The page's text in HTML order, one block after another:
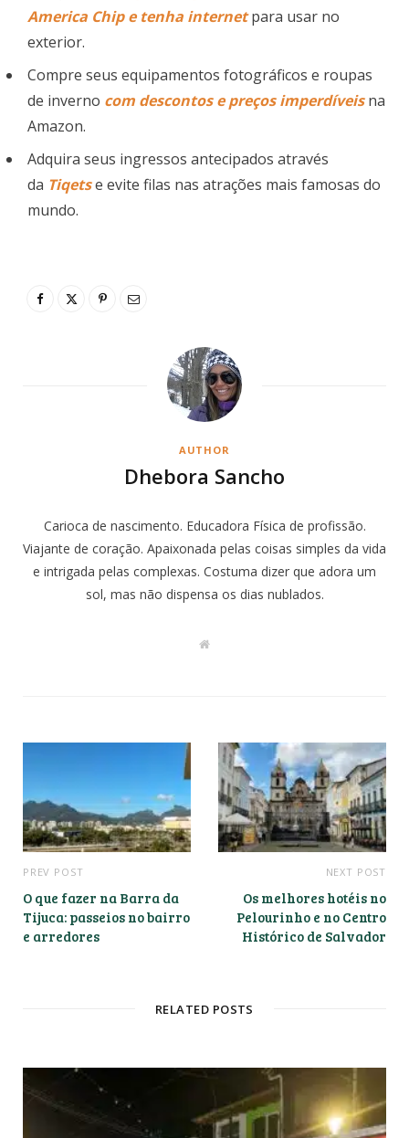
America Chip e tenha internetpara usar no
exterior.
Compre seus equipamentos fotográficos e roupas
de inverno com descontos e preços imperdíveisna
Amazon.
Adquira seus ingressos antecipados através
da Tiqetse evite filas nas atrações mais famosas do
mundo.
AUTHOR
Dhebora Sancho
Carioca de nascimento. Educadora Física de profissão.
Viajante de coração. Apaixonada pelas coisas simples da vida
e intrigada pelas complexas. Costuma dizer que adora um
sol, mas não dispensa os dias nublados.
W
PREV POST
O que fazer na Barra da
Tijuca: passeios no bairro
e arredores
NEXT POST
Os melhores hotéis no
Pelourinho e no Centro
Histórico de Salvador
RELATED POSTS